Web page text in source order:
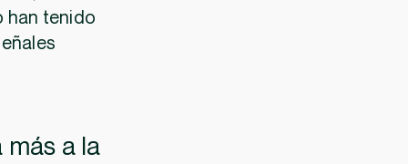
han tenido
a la